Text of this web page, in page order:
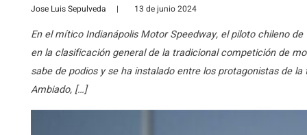
Jose Luis Sepulveda | 13 de junio 2024
En el mítico Indianápolis Motor Speedway, el piloto chileno
en la clasificación general de la tradicional competición de
sabe de podios y se ha instalado entre los protagonistas de
Ambiado, […]